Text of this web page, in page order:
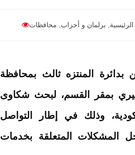
الرئيسية برلمان و أحزاب محافظات
المنتزه ثالث بمحافظة
بمقر القسم، لبحث شكاوى
وذلك في إطار التواصل
المشكلات المتعلقة بخدمات